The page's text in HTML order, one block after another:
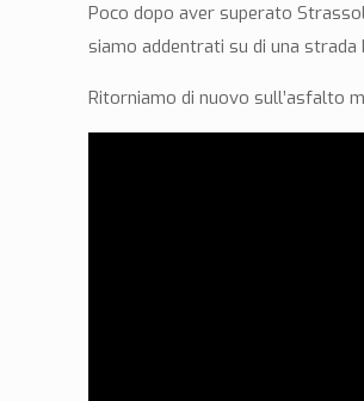
Poco dopo aver superato
siamo addentrati su di una strada
Ritorniamo di nuovo sull’asfalto